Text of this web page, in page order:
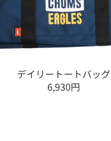
デイリートートバッグ
6,930円